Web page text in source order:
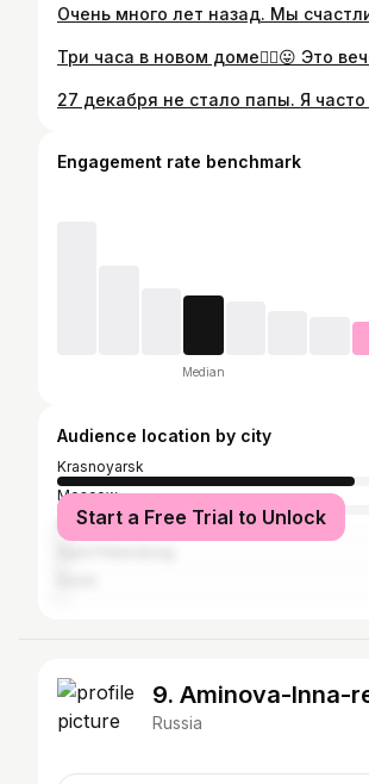
Engagement rate benchmark
Median
Audience location by city
Krasnoyarsk
Moscow
Abakan
Start a Free Trial to Unlock
9. Aminova-Inna-
Russia